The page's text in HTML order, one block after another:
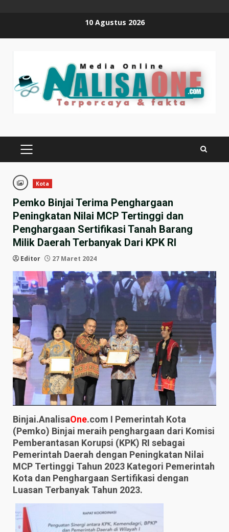
10 Agustus 2026
PRIMARY
Kota
Pemko Binjai Terima Penghargaan
Peningkatan Nilai MCP Tertinggi dan
Penghargaan Sertifikasi Tanah Barang
Milik Daerah Terbanyak Dari KPK RI
Editor 27 Maret 2024
Binjai.AnalisaOne.com I Pemerintah Kota
(Pemko) Binjai meraih penghargaan dari Komisi
Pemberantasan Korupsi (KPK) RI sebagai
Pemerintah Daerah dengan Peningkatan Nilai
MCP Tertinggi Tahun 2023 Kategori Pemerintah
Kota dan Penghargaan Sertifikasi dengan
Luasan Terbanyak Tahun 2023.